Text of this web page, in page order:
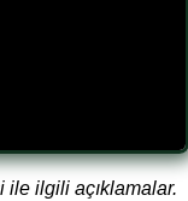
ile ilgili açıklamalar.